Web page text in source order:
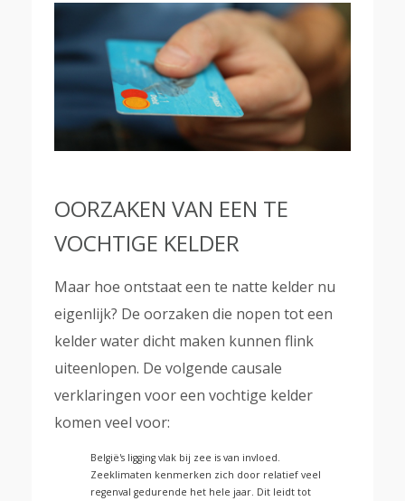
OORZAKEN VAN EEN TE
VOCHTIGE KELDER
Maar hoe ontstaat een te natte kelder nu
eigenlijk? De oorzaken die nopen tot een
kelder water dicht maken kunnen flink
uiteenlopen. De volgende causale
verklaringen voor een vochtige kelder
komen veel voor:
België's ligging vlak bij zee is van invloed.
Zeeklimaten kenmerken zich door relatief veel
regenval gedurende het hele jaar. Dit leidt tot